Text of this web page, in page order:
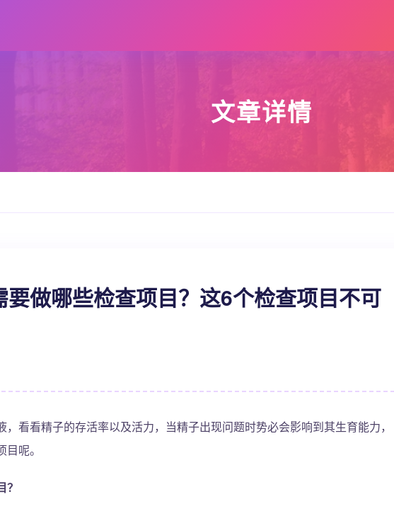
文章详情
要做哪些检查项目？这6个检查项目不可
看看精子的存活率以及活力，当精子出现问题时势必会影响到其生育能力，
呢。